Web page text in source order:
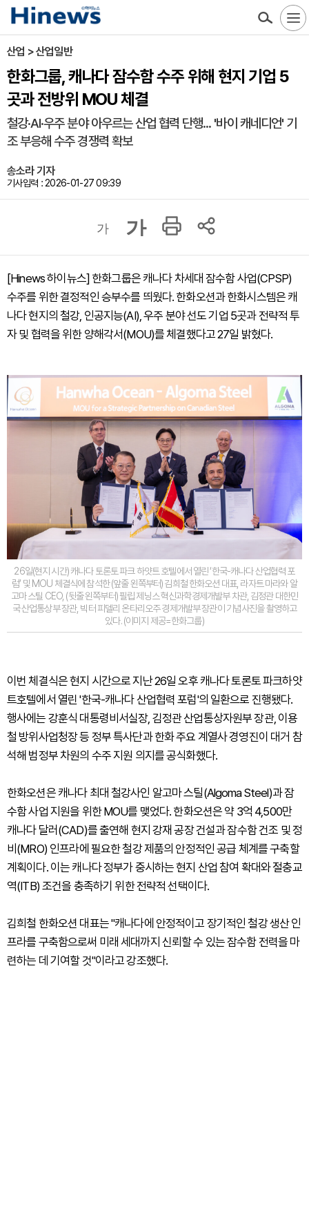
산업 > 산업일반
한화그룹, 캐나다 잠수함 수주 위해 현지 기업 5
곳과 전방위 MOU 체결
철강·AI·우주 분야 아우르는 산업 협력 단행... '바이 캐네디언' 기
조 부응해 수주 경쟁력 확보
송소라 기자
기사입력 : 2026-01-27 09:39
가 가
[Hinews 하이뉴스] 한화그룹은 캐나다 차세대 잠수함 사업(CPSP)
수주를 위한 결정적인 승부수를 띄웠다. 한화오션과 한화시스템은 캐
나다 현지의 철강, 인공지능(AI), 우주 분야 선도 기업 5곳과 전략적 투
자 및 협력을 위한 양해각서(MOU)를 체결했다고 27일 밝혔다.
26일(현지 시간) 캐나다 토론토 파크 하얏트 호텔에서 열린 ‘한국-캐나다 산업협력 포
럼’ 및 MOU 체결식에 참석한 (앞줄 왼쪽부터) 김희철 한화오션 대표, 라자트 마라와 알
고마 스틸 CEO, (뒷줄 왼쪽부터) 필립 제닝스 혁신과학경제개발부 차관, 김정관 대한민
국 산업통상부 장관, 빅터 피델리 온타리오주 경제개발부 장관이 기념사진을 촬영하고
있다. (이미지 제공=한화그룹)
이번 체결식은 현지 시간으로 지난 26일 오후 캐나다 토론토 파크하얏
트호텔에서 열린 '한국-캐나다 산업협력 포럼'의 일환으로 진행됐다.
행사에는 강훈식 대통령비서실장, 김정관 산업통상자원부 장관, 이용
철 방위사업청장 등 정부 특사단과 한화 주요 계열사 경영진이 대거 참
석해 범정부 차원의 수주 지원 의지를 공식화했다.
한화오션은 캐나다 최대 철강사인 알고마 스틸(Algoma Steel)과 잠
수함 사업 지원을 위한 MOU를 맺었다. 한화오션은 약 3억 4,500만
캐나다 달러(CAD)를 출연해 현지 강재 공장 건설과 잠수함 건조 및 정
비(MRO) 인프라에 필요한 철강 제품의 안정적인 공급 체계를 구축할
계획이다. 이는 캐나다 정부가 중시하는 현지 산업 참여 확대와 절충교
역(ITB) 조건을 충족하기 위한 전략적 선택이다.
김희철 한화오션 대표는 "캐나다에 안정적이고 장기적인 철강 생산 인
프라를 구축함으로써 미래 세대까지 신뢰할 수 있는 잠수함 전력을 마
련하는 데 기여할 것"이라고 강조했다.